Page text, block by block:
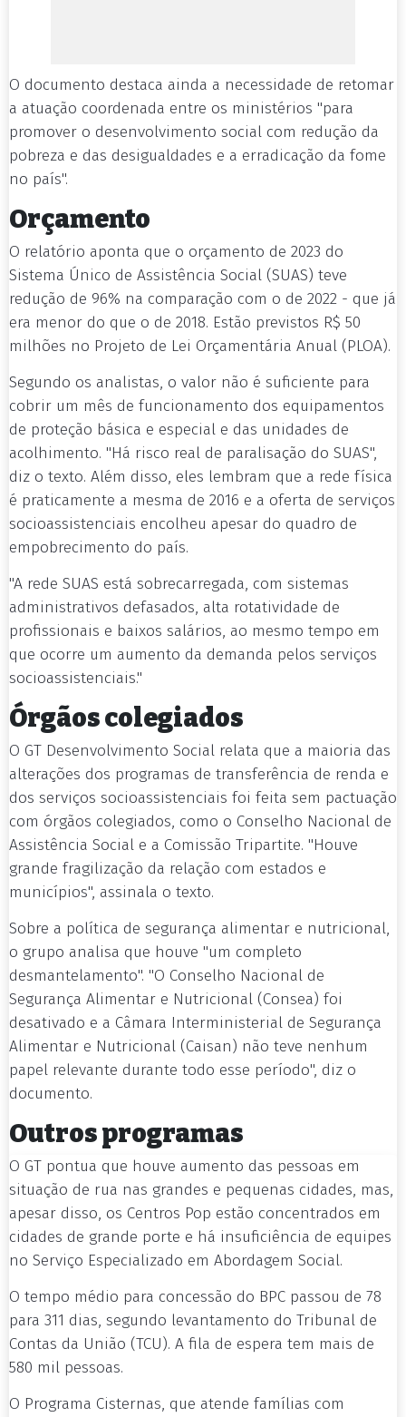
O documento destaca ainda a necessidade de retomar
a atuação coordenada entre os ministérios "para
promover o desenvolvimento social com redução da
pobreza e das desigualdades e a erradicação da fome
no país".
Orçamento
O relatório aponta que o orçamento de 2023 do
Sistema Único de Assistência Social (SUAS) teve
redução de 96% na comparação com o de 2022 - que já
era menor do que o de 2018. Estão previstos R$ 50
milhões no Projeto de Lei Orçamentária Anual (PLOA).
Segundo os analistas, o valor não é suficiente para
cobrir um mês de funcionamento dos equipamentos
de proteção básica e especial e das unidades de
acolhimento. "Há risco real de paralisação do SUAS",
diz o texto. Além disso, eles lembram que a rede física
é praticamente a mesma de 2016 e a oferta de serviços
socioassistenciais encolheu apesar do quadro de
empobrecimento do país.
"A rede SUAS está sobrecarregada, com sistemas
administrativos defasados, alta rotatividade de
profissionais e baixos salários, ao mesmo tempo em
que ocorre um aumento da demanda pelos serviços
socioassistenciais."
Órgãos colegiados
O GT Desenvolvimento Social relata que a maioria das
alterações dos programas de transferência de renda e
dos serviços socioassistenciais foi feita sem pactuação
com órgãos colegiados, como o Conselho Nacional de
Assistência Social e a Comissão Tripartite. "Houve
grande fragilização da relação com estados e
municípios", assinala o texto.
Sobre a política de segurança alimentar e nutricional,
o grupo analisa que houve "um completo
desmantelamento". "O Conselho Nacional de
Segurança Alimentar e Nutricional (Consea) foi
desativado e a Câmara Interministerial de Segurança
Alimentar e Nutricional (Caisan) não teve nenhum
papel relevante durante todo esse período", diz o
documento.
Outros programas
O GT pontua que houve aumento das pessoas em
situação de rua nas grandes e pequenas cidades, mas,
apesar disso, os Centros Pop estão concentrados em
cidades de grande porte e há insuficiência de equipes
no Serviço Especializado em Abordagem Social.
O tempo médio para concessão do BPC passou de 78
para 311 dias, segundo levantamento do Tribunal de
Contas da União (TCU). A fila de espera tem mais de
580 mil pessoas.
O Programa Cisternas, que atende famílias com